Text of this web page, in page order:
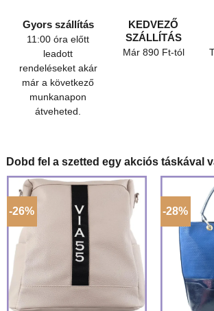
Gyors szállítás
11:00 óra előtt
leadott
rendeléseket akár
már a következő
munkanapon
átveheted.
KEDVEZŐ
SZÁLLÍTÁS
Már 890 Ft-tól
Dobd fel a szetted egy akciós táskával
-26% -28%